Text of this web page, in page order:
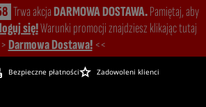
Trwa akcjaDARMOWA DOSTAWA.Pamiętaj, aby
się!Warunki promocji znajdziesz klikając tutaj
Darmowa Dostawa! <<
Bezpieczne płatności Zadowoleni klienci